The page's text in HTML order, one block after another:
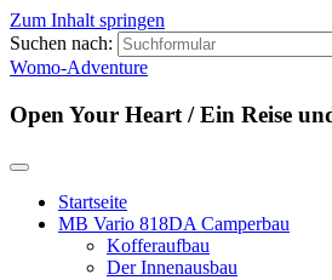
Zum Inhalt springen
Suchen nach:
Womo-Adventure
Open Your Heart / Ein Reise
Startseite
MB Vario 818DA Camperbau
Kofferaufbau
Der Innenausbau